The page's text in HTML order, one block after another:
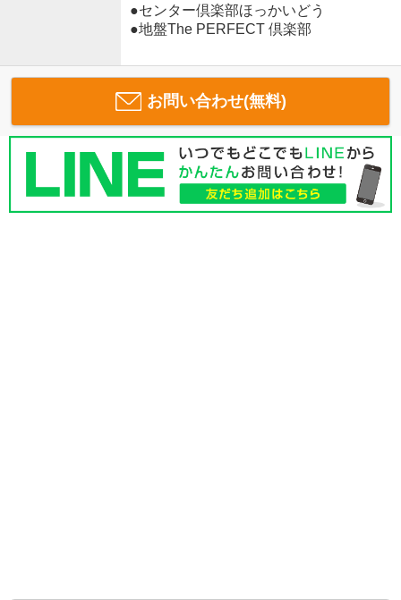
●センター倶楽部ほっかいどう
●地盤The PERFECT 倶楽部
お問い合わせ(無料)